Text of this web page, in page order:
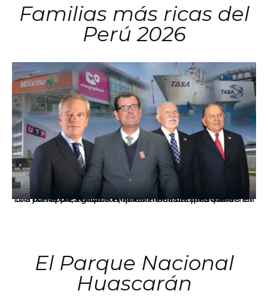
Familias más ricas del
Perú 2026
Los principales grupos empresariales del país mantienen una fuerte presencia en Áncash mediante inversiones en comercio, educación, salud e industria pesquera.
El Parque Nacional
Huascarán